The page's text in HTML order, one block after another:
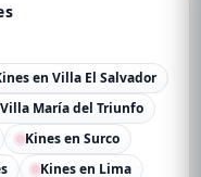
en Villa El Salvador
María del Triunfo
Kines en Surco
Kines en Lima